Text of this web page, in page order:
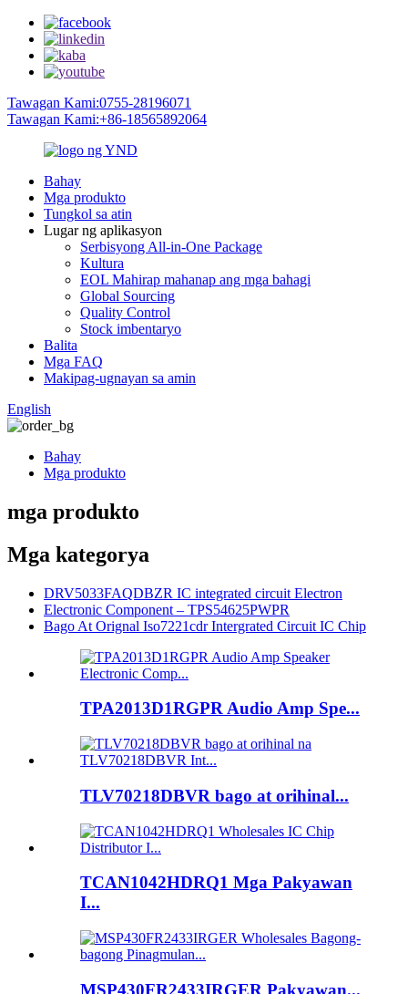
Tawagan Kami:0755-28196071
Tawagan Kami:+86-18565892064
Bahay
Mga produkto
Tungkol sa atin
Lugar ng aplikasyon
Serbisyong All-in-One Package
Kultura
EOL Mahirap mahanap ang mga bahagi
Global Sourcing
Quality Control
Stock imbentaryo
Balita
Mga FAQ
Makipag-ugnayan sa amin
English
Bahay
Mga produkto
mga produkto
Mga kategorya
DRV5033FAQDBZR IC integrated circuit Electron
Electronic Component – ​​TPS54625PWPR
Bago At Orignal Iso7221cdr Intergrated Circuit IC Chip
TPA2013D1RGPR Audio Amp Spe...
TLV70218DBVR bago at orihinal...
TCAN1042HDRQ1 Mga Pakyawan
I...
MSP430FR2433IRGER Pakyawan...